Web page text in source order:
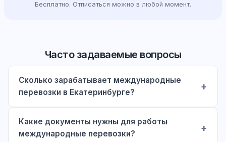
Бесплатно. Отписаться можно в любой момент.
Часто задаваемые вопросы
Сколько зарабатывает международные
перевозки в Екатеринбурге?
Какие документы нужны для работы
международные перевозки?